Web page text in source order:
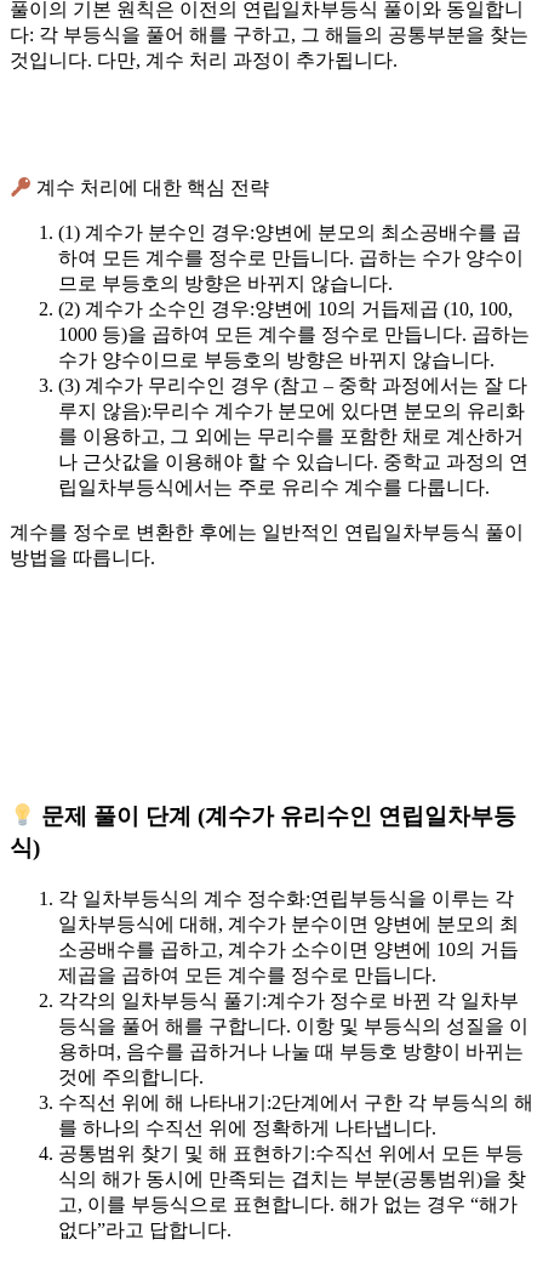
풀이의 기본 원칙은 이전의 연립일차부등식 풀이와 동일합니
다: 각 부등식을 풀어 해를 구하고, 그 해들의 공통부분을 찾는
것입니다. 다만, 계수 처리 과정이 추가됩니다.
계수 처리에 대한 핵심 전략
(1) 계수가 분수인 경우:양변에 분모의 최소공배수를 곱
하여 모든 계수를 정수로 만듭니다. 곱하는 수가 양수이
므로 부등호의 방향은 바뀌지 않습니다.
(2) 계수가 소수인 경우:양변에 10의 거듭제곱 (10, 100,
1000 등)을 곱하여 모든 계수를 정수로 만듭니다. 곱하는
수가 양수이므로 부등호의 방향은 바뀌지 않습니다.
(3) 계수가 무리수인 경우 (참고 – 중학 과정에서는 잘 다
루지 않음):무리수 계수가 분모에 있다면 분모의 유리화
를 이용하고, 그 외에는 무리수를 포함한 채로 계산하거
나 근삿값을 이용해야 할 수 있습니다. 중학교 과정의 연
립일차부등식에서는 주로 유리수 계수를 다룹니다.
계수를 정수로 변환한 후에는 일반적인 연립일차부등식 풀이
방법을 따릅니다.
문제 풀이 단계 (계수가 유리수인 연립일차부등
식)
각 일차부등식의 계수 정수화:연립부등식을 이루는 각
일차부등식에 대해, 계수가 분수이면 양변에 분모의 최
소공배수를 곱하고, 계수가 소수이면 양변에 10의 거듭
제곱을 곱하여 모든 계수를 정수로 만듭니다.
각각의 일차부등식 풀기:계수가 정수로 바뀐 각 일차부
등식을 풀어 해를 구합니다. 이항 및 부등식의 성질을 이
용하며, 음수를 곱하거나 나눌 때 부등호 방향이 바뀌는
것에 주의합니다.
수직선 위에 해 나타내기:2단계에서 구한 각 부등식의 해
를 하나의 수직선 위에 정확하게 나타냅니다.
공통범위 찾기 및 해 표현하기:수직선 위에서 모든 부등
식의 해가 동시에 만족되는 겹치는 부분(공통범위)을 찾
고, 이를 부등식으로 표현합니다. 해가 없는 경우 “해가
없다”라고 답합니다.